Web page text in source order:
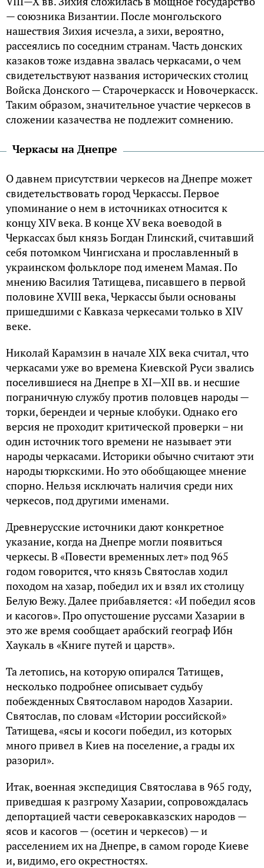
— союзника Византии. После монгольского
нашествия Зихия исчезла, а зихи, вероятно,
рассеялись по соседним странам. Часть донских
казаков тоже издавна звалась черкасами, о чем
свидетельствуют названия исторических столиц
Войска Донского — Старочеркасск и Новочеркасск.
Таким образом, значительное участие черкесов в
сложении казачества не подлежит сомнению.
Черкасы на Днепре
О давнем присутствии черкесов на Днепре может
свидетельствовать город Черкассы. Первое
упоминание о нем в источниках относится к
концу XIV века. В конце XV века воеводой в
Черкассах был князь Богдан Глинский, считавший
себя потомком Чингисхана и прославленный в
украинском фольклоре под именем Мамая. По
мнению Василия Татищева, писавшего в первой
половине XVIII века, Черкассы были основаны
пришедшими с Кавказа черкесами только в XIV
веке.
Николай Карамзин в начале XIX века считал, что
черкасами уже во времена Киевской Руси звались
поселившиеся на Днепре в XI—XII вв. и несшие
пограничную службу против половцев народы —
торки, берендеи и черные клобуки. Однако его
версия не проходит критической проверки – ни
один источник того времени не называет эти
народы черкасами. Историки обычно считают эти
народы тюркскими. Но это обобщающее мнение
спорно. Нельзя исключать наличия среди них
черкесов, под другими именами.
Древнерусские источники дают конкретное
указание, когда на Днепре могли появиться
черкесы. В «Повести временных лет» под 965
годом говорится, что князь Святослав ходил
походом на хазар, победил их и взял их столицу
Белую Вежу. Далее прибавляется: «И победил ясов
и касогов». Про опустошение руссами Хазарии в
это же время сообщает арабский географ Ибн
Хаукаль в «Книге путей и царств».
Та летопись, на которую опирался Татищев,
несколько подробнее описывает судьбу
побежденных Святославом народов Хазарии.
Святослав, по словам «Истории российской»
Татищева, «ясы и косоги победил, из которых
много привел в Киев на поселение, а грады их
разорил».
Итак, военная экспедиция Святослава в 965 году,
приведшая к разгрому Хазарии, сопровождалась
депортацией части северокавказских народов —
ясов и касогов — (осетин и черкесов) — и
расселением их на Днепре, в самом городе Киеве
и, видимо, его окрестностях.